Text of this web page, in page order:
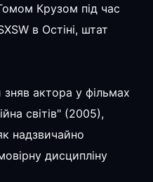
Крузом під час
в Остіні, штат
актора у фільмах
світів" (2005),
надзвичайно
дисципліну